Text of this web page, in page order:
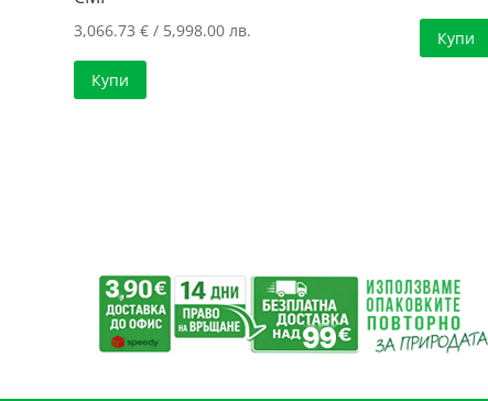
3,066.73€ / 5,998.00 лв.
Купи
Купи